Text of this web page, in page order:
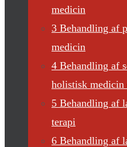
medicin
3 Behandling af
medicin
4 Behandling af
holistisk medicin
5 Behandling af
terapi
6 Behandling af